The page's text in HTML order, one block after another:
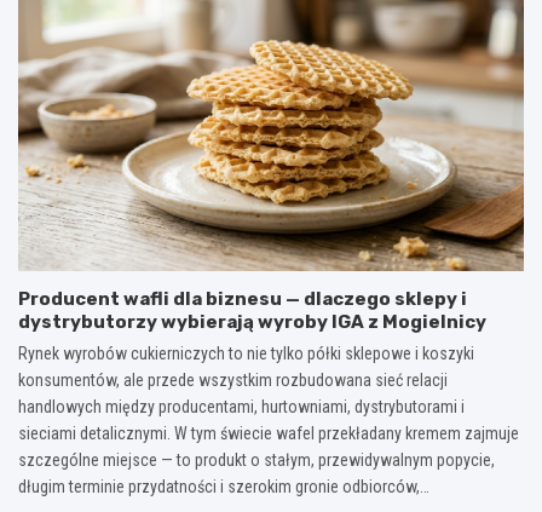
Producent wafli dla biznesu — dlaczego sklepy i
dystrybutorzy wybierają wyroby IGA z Mogielnicy
Rynek wyrobów cukierniczych to nie tylko półki sklepowe i koszyki
konsumentów, ale przede wszystkim rozbudowana sieć relacji
handlowych między producentami, hurtowniami, dystrybutorami i
sieciami detalicznymi. W tym świecie wafel przekładany kremem zajmuje
szczególne miejsce — to produkt o stałym, przewidywalnym popycie,
długim terminie przydatności i szerokim gronie odbiorców,…